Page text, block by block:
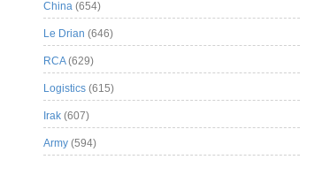
China (654)
Le Drian (646)
RCA(629)
Logistics (615)
Irak (607)
Army (594)